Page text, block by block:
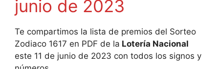
junio de 2023
Te compartimos la lista de premios del Sorteo
Zodiaco 1617 en PDF de la Lotería Nacional
este 11 de junio de 2023 con todos los signos y